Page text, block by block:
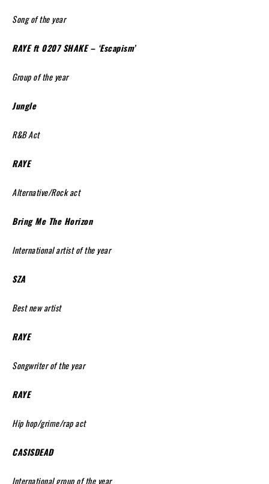
Song of the year
RAYE ft 0207 SHAKE – ‘Escapism’
Group of the year
Jungle
R&B Act
RAYE
Alternative/Rock act
Bring Me The Horizon
International artist of the year
SZA
Best new artist
RAYE
Songwriter of the year
RAYE
Hip hop/grime/rap act
CASISDEAD
International group of the year